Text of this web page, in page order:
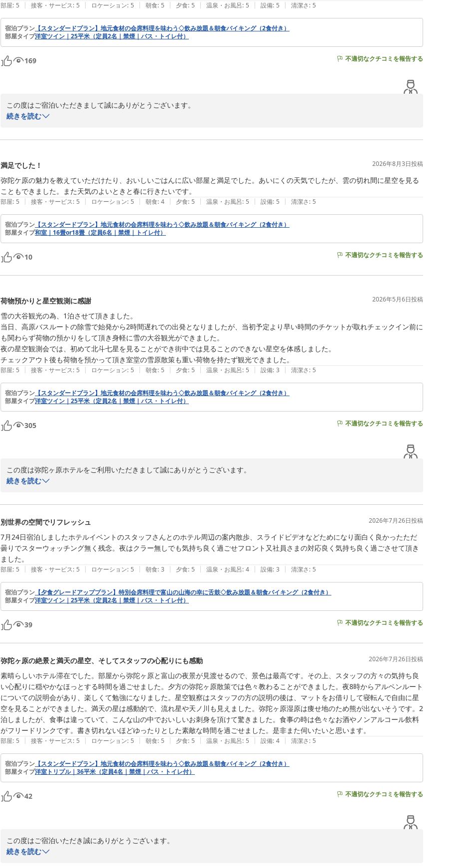
立山黒部アルペンルートオフィシャルホテル 弥陀ヶ原ホテル
2026-06-28
部屋: 5 | 接客・サービス: 5 | ロケーション: 5 | 朝食: 5 | 夕食: 5 | 温泉・お風呂: 5 | 設備: 5 | 清潔さ: 5
宿泊プラン 【スタンダードプラン】地元食材の会席料理を味わう◇飲み放題＆朝食バイキング（2食付き）
部屋タイプ洋室ツイン｜25平米（定員2名｜禁煙｜バス・トイレ付）
169 不適切なクチコミを報告する
この度はご宿泊いただきまして誠にありがとうございます。
その時々で移り変わる弥陀ヶ原の美しい風景のその一瞬がお客様の心に残り続けることは、大変嬉しく、何にも代えがたい喜びで
スタッフの応対やご夕食につきましてもお褒めの言葉を頂戴し、重ねて感謝申し上げます。
フリードリンクはお食事とともにお楽しみいただけるよう、富山の地酒やビール、果実酒、ウイスキーなど各種取り揃えておりま
す。ご堪能いただけましたら幸いでございます。
この度の思い出をご家族にお伝えいただけるとのこと、大変感激しております。
ぜひまた季節を変えてお越しいただけますと幸いでございます。
立山黒部アルペンルートオフィシャルホテル 弥陀ヶ原ホテル
続きを読む
満足でした！ 2026年8月3日投稿
弥陀ケ原の魅力を教えていただけたり、おいしいごはんに広い部屋と満足でした。あいにくの天気でしたが、雲の切れ間に星空を見る
こともできました。また天気のよいときと春に行きたいです。
部屋: 5 | 接客・サービス: 5 | ロケーション: 5 | 朝食: 4 | 夕食: 5 | 温泉・お風呂: 5 | 設備: 5 | 清潔さ: 5
宿泊プラン 【スタンダードプラン】地元食材の会席料理を味わう◇飲み放題＆朝食バイキング（2食付き）
部屋タイプ和室｜16畳or18畳（定員6名｜禁煙｜トイレ付）
10 不適切なクチコミを報告する
荷物預かりと星空観測に感謝 2026年5月6日投稿
雪の大谷観光の為、1泊させて頂きました。
当日、高原バスルートの除雪で始発から2時間遅れでの出発となりましたが、当初予定より早い時間のチケットが取れチェックイン前に
も関わらず荷物の預かりをして頂き身軽に雪の大谷観光ができました。
夜の星空観測会では、初めて北斗七星を見ることができ街中では見ることのできない星空を体感しました。
部屋: 5 | 接客・サービス: 5 | ロケーション: 5 | 朝食: 5 | 夕食: 5 | 温泉・お風呂: 5 | 設備: 3 | 清潔さ: 5
宿泊プラン 【スタンダードプラン】地元食材の会席料理を味わう◇飲み放題＆朝食バイキング（2食付き）
部屋タイプ洋室ツイン｜25平米（定員2名｜禁煙｜バス・トイレ付）
305 不適切なクチコミを報告する
この度は弥陀ヶ原ホテルをご利用いただきまして誠にありがとうございます。
ただけます。
星空観察会では現在、北斗七星をはじめ、春を代表する様々な星について解説しております。
街中では隠れてしまう星たちもここではきらきらと輝いておりますので、この星空をご覧いただくことができ、大変嬉しく存じま
す。
立山黒部アルペンルートオフィシャルホテル 弥陀ヶ原ホテル
2026-05-17
続きを読む
別世界の空間でリフレッシュ 2026年7月26日投稿
7月24日宿泊しましたホテルイベントのスタッフさんとのホテル周辺の案内散歩、スライドビデオなどためになり面白く良かったただ
曇りでスターウォッチング無く残念。夜はクラー無しでも気持ち良く過ごせフロント又社員さまの対応良く気持ち良く過ごさせて頂き
ました。
部屋: 5 | 接客・サービス: 5 | ロケーション: 5 | 朝食: 3 | 夕食: 5 | 温泉・お風呂: 4 | 設備: 3 | 清潔さ: 5
宿泊プラン 【夕食グレードアッププラン】特別会席料理で富山の山海の幸に舌鼓◇飲み放題＆朝食バイキング（2食付き）
部屋タイプ洋室ツイン｜25平米（定員2名｜禁煙｜バス・トイレ付）
39 不適切なクチコミを報告する
弥陀ヶ原の絶景と満天の星空、そしてスタッフの心配りにも感動 2026年7月26日投稿
素晴らしいホテル滞在でした。部屋から弥陀ヶ原と富山の夜景が見渡せるので、景色は最高です。その上、スタッフの方々の気持ち良
い心配りに穏やかなほっとする時間を過ごせました。夕方の弥陀ヶ原散策では色々教わることができました。夜8時からアルペンルート
についての説明会があり、楽しくて勉強になりました。星空観察はスタッフの方の説明の後は、マットをお借りして寝転んで自由に星
空を見ることができました。満天の星は感動的で、流れ星や天ノ川も見えました。弥陀ヶ原湿原は痩せ地のため熊が出ないそうです。2
泊しましたが、食事は違っていて、こんな山の中でおいしいお刺身を頂けて驚きました。食事の時は色々なお酒やノンアルコール飲料
がフリードリンクです。書き切れないほどゆったりとした素敵な時間を過ごせました。是非また伺いたいと思います。
部屋: 5 | 接客・サービス: 5 | ロケーション: 5 | 朝食: 5 | 夕食: 5 | 温泉・お風呂: 5 | 設備: 4 | 清潔さ: 5
宿泊プラン 【スタンダードプラン】地元食材の会席料理を味わう◇飲み放題＆朝食バイキング（2食付き）
部屋タイプ洋室トリプル｜36平米（定員4名｜禁煙｜バス・トイレ付）
42 不適切なクチコミを報告する
この度はご宿泊いただき誠にありがとうございます。
続きを読む